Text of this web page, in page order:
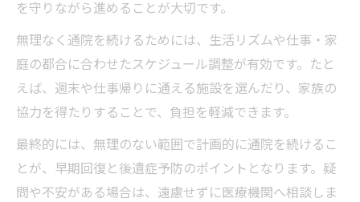
を守りながら進めることが大切です。
無理なく通院を続けるためには、生活リズムや仕事・家
庭の都合に合わせたスケジュール調整が有効です。たと
えば、週末や仕事帰りに通える施設を選んだり、家族の
協力を得たりすることで、負担を軽減できます。
最終的には、無理のない範囲で計画的に通院を続けるこ
とが、早期回復と後遺症予防のポイントとなります。疑
問や不安がある場合は、遠慮せずに医療機関へ相談しま